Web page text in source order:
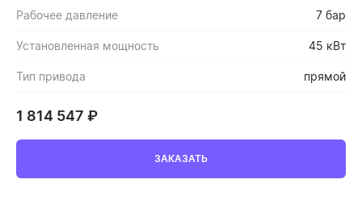
Рабочее давление 7 бар
Установленная мощность 45 кВт
Тип привода прямой
1 814 547 ₽
ЗАКАЗАТЬ